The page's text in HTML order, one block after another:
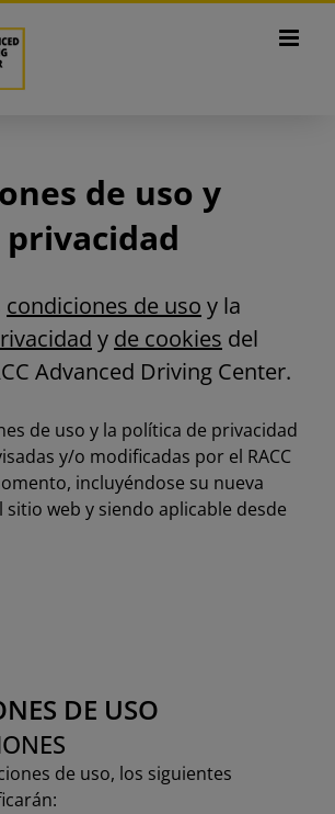
de uso y
condiciones de uso y la
y de cookies del
Advanced Driving Center.
de uso y la política de privacidad
y/o modificadas por el RACC
incluyéndose su nueva
sitio web y siendo aplicable desde
DE USO
de uso, los siguientes